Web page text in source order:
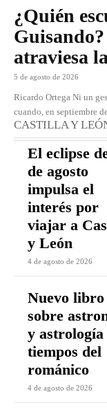
¿Quién
atraviesa
5 de agosto de 2026
Ricardo Ortega Ni un gesto hicieron los graníticos Toros de Guisando
cuando, en septiembre
CASTILLA Y
El eclipse
de agosto
impulsa el
interés por
viajar a
y León
4 de agosto de 2026
Nuevo libro
sobre
y astrología
tiempos del
románico
4 de agosto de 2026